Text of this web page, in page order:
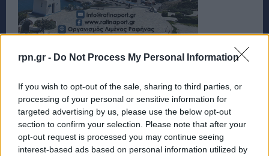
rpn.gr - Do Not Process My Personal Information
If you wish to opt-out of the sale, sharing to third parties, or
processing of your personal or sensitive information for
targeted advertising by us, please use the below opt-out
section to confirm your selection. Please note that after your
opt-out request is processed you may continue seeing
interest-based ads based on personal information utilized by